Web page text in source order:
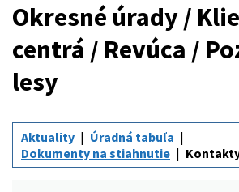
Okresné úrady /
centrá / Revúca /
lesy
Aktuality
Úradná tabuľa
Dokumenty na stiahnutie